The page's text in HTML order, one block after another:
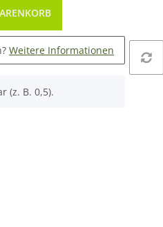
Weitere Informationen
(z. B. 0,5).